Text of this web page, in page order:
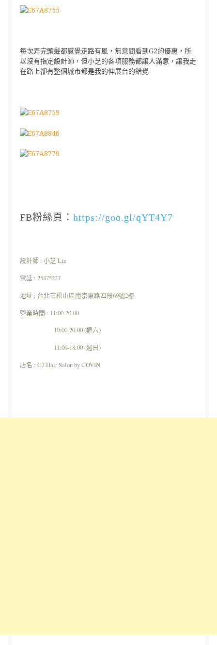
每次弄完頭髮都感覺走路有風，無意間看到G2的優惠，所
以沒有指定設計師，但小芝的各項服務都讓人滿意，讓我走
在路上卻有整個城市都是我的伸展台的錯覺
FB粉絲頁： https://goo.gl/qYT4Y7
設計師 : 小芝 Liz
電話 : 25475227
地址 : 台北市松山區南京東路四段69號2樓
營業時間 : 11:00-20:00
10:00-20:00 (週六)
11:00-18:00 (週日)
店名 : G2 Hair Salon by GOVIN